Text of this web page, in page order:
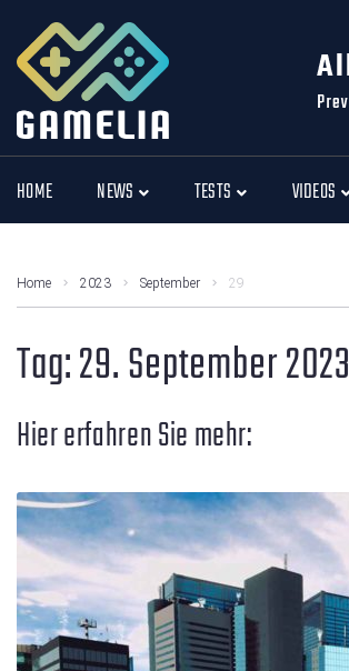
HOME NEWS TESTS VIDEOS
Home 2023 September 29
Tag:29. September 2023
Hier erfahren Sie mehr: